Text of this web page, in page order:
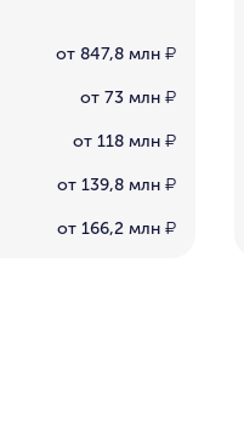
от 847,8 млн ₽
от 73 млн ₽
от 118 млн ₽
от 139,8 млн ₽
от 166,2 млн ₽